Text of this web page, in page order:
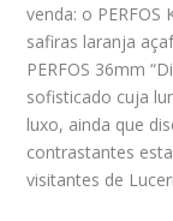
venda: o
safiras laranja
PERFOS 36mm
sofisticado cuja
luxo, ainda que
contrastantes
visitantes de